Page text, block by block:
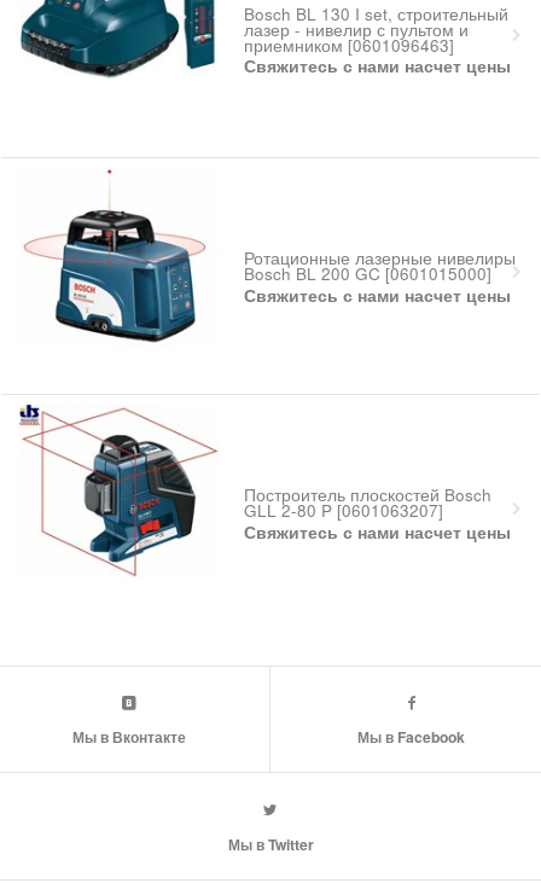
Bosch BL 130 I set, строительный
лазер - нивелир с пультом и
приемником [0601096463]
Свяжитесь с нами насчет цены
Ротационные лазерные нивелиры
Bosch BL 200 GC [0601015000]
Свяжитесь с нами насчет цены
Построитель плоскостей Bosch
GLL 2-80 P [0601063207]
Свяжитесь с нами насчет цены
Мы в Вконтакте Мы в Facebook
Мы в Twitter